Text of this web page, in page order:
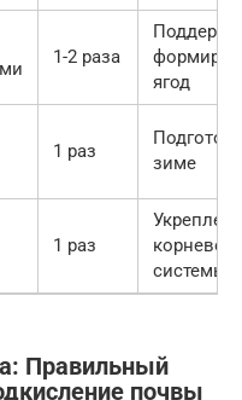
1-2 раза
ягод
1 раз
зиме
1 раз
корневой
системы
Правильный
почвы